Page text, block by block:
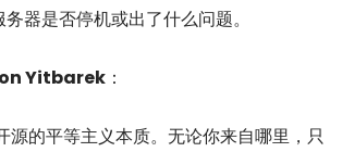
器是否停机或出了什么问题。
Yitbarek ：
的平等主义本质。无论你来自哪里，只